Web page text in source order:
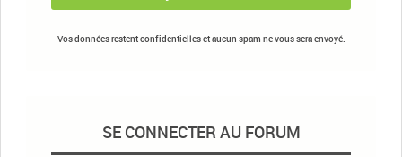
Vos données restent confidentielles et aucun spam ne vous sera envoyé.
SE CONNECTER AU FORUM